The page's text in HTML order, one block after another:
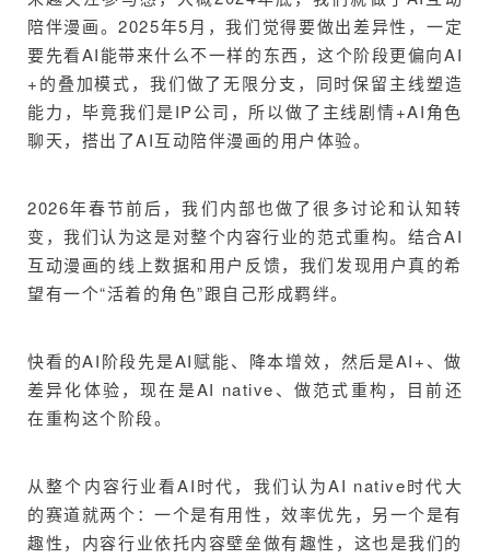
陪伴漫画。2025年5月，我们觉得要做出差异性，一定
要先看AI能带来什么不一样的东西，这个阶段更偏向AI
+的叠加模式，我们做了无限分支，同时保留主线塑造
能力，毕竟我们是IP公司，所以做了主线剧情+AI角色
聊天，搭出了AI互动陪伴漫画的用户体验。
2026年春节前后，我们内部也做了很多讨论和认知转
变，我们认为这是对整个内容行业的范式重构。结合AI
互动漫画的线上数据和用户反馈，我们发现用户真的希
望有一个“活着的角色”跟自己形成羁绊。
快看的AI阶段先是AI赋能、降本增效，然后是AI+、做
差异化体验，现在是AI native、做范式重构，目前还
在重构这个阶段。
从整个内容行业看AI时代，我们认为AI native时代大
的赛道就两个：一个是有用性，效率优先，另一个是有
趣性，内容行业依托内容壁垒做有趣性，这也是我们的